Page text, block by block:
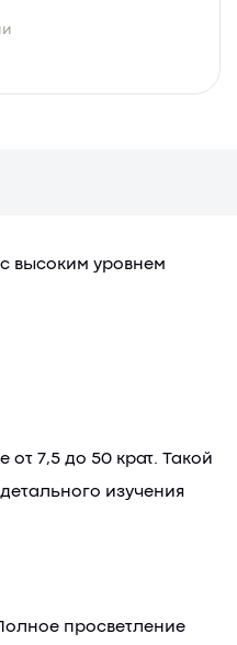
высоким уровнем
7,5 до 50 крат. Такой
изучения
просветление